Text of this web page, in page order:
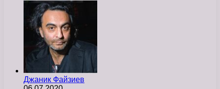
Джаник Файзиев